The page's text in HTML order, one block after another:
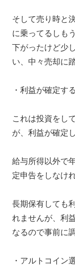
そして売り時と
に乗ってるしも
下がったけど少
い、中々売却に
・利益が確定す
これは投資をし
が、利益が確定
給与所得以外で
定申告をしなけ
長期保有しても
れませんが、利
なるので事前に
・アルトコイン